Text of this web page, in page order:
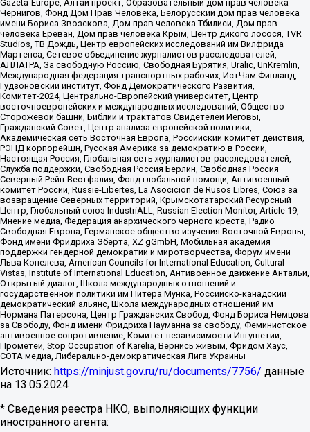
Gazeta-Europe, Алтай проект, Образовательный дом прав человека
Чернигов, Фонд Дом Прав Человека, Белорусский дом прав человека
имени Бориса Звозскова, Дом прав человека Тбилиси, Дом прав
человека Ереван, Дом прав человека Крым, Центр дикого лосося, TVR
Studios, ТВ Дождь, Центр европейских исследований им Вилфрида
Мартенса, Сетевое объединение журналистов расследователей,
АЛЛАТРА, За свободную Россию, Свободная Бурятия, Uralic, UnKremlin,
Международная федерация транспортных рабочих, ИстЧам Финланд,
Гудзоновский институт, Фонд Демократического Развития,
Комитет-2024, Центрально-Европейский университет, Центр
восточноевропейских и международных исследований, Общество
Сторожевой башни, Библии и трактатов Свидетелей Иеговы,
Гражданский Совет, Центр анализа европейской политики,
Академическая сеть Восточная Европа, Российский комитет действия,
РЭНД корпорейшн, Русская Америка за демократию в России,
Настоящая Россия, Глобальная сеть журналистов-расследователей,
Служба поддержки, Свободная Россия Берлин, Свободная Россия
Северный Рейн-Вестфалия, Фонд глобальной помощи, Антивоенный
комитет России, Russie-Libertes, La Asocicion de Rusos Libres, Союз за
возвращение Северных территорий, Крымскотатарский Ресурсный
Центр, Глобальный союз IndustriALL, Russian Election Monitor, Article 19,
Мнение медиа, Федерация анархического черного креста, Радио
Свободная Европа, Германское общество изучения Восточной Европы,
Фонд имени Фридриха Эберта, XZ gGmbH, Мобильная академия
поддержки гендерной демократии и миротворчества, Форум имени
Льва Копелева, American Councils for International Education, Cultural
Vistas, Institute of International Education, Антивоенное движение Антальи,
Открытый диалог, Школа международных отношений и
государственной политики им Питера Мунка, Российско-канадский
демократический альянс, Школа международных отношений им
Нормана Патерсона, Центр Гражданских Свобод, Фонд Бориса Немцова
за Свободу, Фонд имени Фридриха Науманна за свободу, Феминистское
антивоенное сопротивление, Комитет независимости Ингушетии,
Прометей, Stop Occupation of Karelia, Вернись живым, Фридом Хаус,
СОТА медиа, Либерально-демократическая Лига Украины
Источник: https://minjust.gov.ru/ru/documents/7756/ данные
на 13.05.2024
* Сведения реестра НКО, выполняющих функции
иностранного агента: